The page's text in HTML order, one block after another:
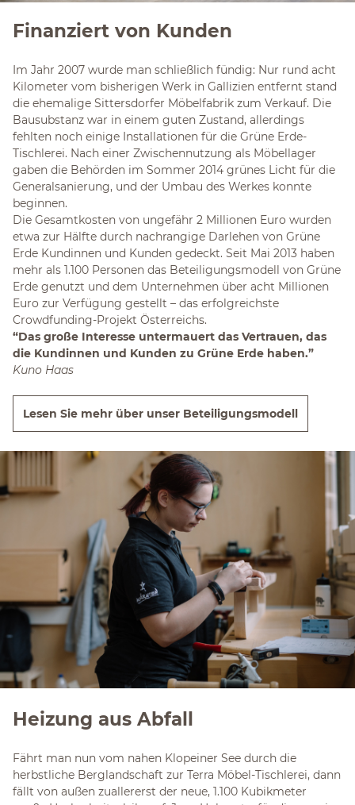
Finanziert von Kunden
Im Jahr 2007 wurde man schließlich fündig: Nur rund acht
Kilometer vom bisherigen Werk in Gallizien entfernt stand
die ehemalige Sittersdorfer Möbelfabrik zum Verkauf. Die
Bausubstanz war in einem guten Zustand, allerdings
fehlten noch einige Installationen für die Grüne Erde-
Tischlerei. Nach einer Zwischennutzung als Möbellager
gaben die Behörden im Sommer 2014 grünes Licht für die
Generalsanierung, und der Umbau des Werkes konnte
beginnen.
Die Gesamtkosten von ungefähr 2 Millionen Euro wurden
etwa zur Hälfte durch nachrangige Darlehen von Grüne
Erde Kundinnen und Kunden gedeckt. Seit Mai 2013 haben
mehr als 1.100 Personen das Beteiligungsmodell von Grüne
Erde genutzt und dem Unternehmen über acht Millionen
Euro zur Verfügung gestellt – das erfolgreichste
Crowdfunding-Projekt Österreichs.
“Das große Interesse untermauert das Vertrauen, das
die Kundinnen und Kunden zu Grüne Erde haben.”
Kuno Haas
Lesen Sie mehr über unser Beteiligungsmodell
Heizung aus Abfall
Fährt man nun vom nahen Klopeiner See durch die
herbstliche Berglandschaft zur Terra Möbel-Tischlerei, dann
fällt von außen zuallererst der neue, 1.100 Kubikmeter